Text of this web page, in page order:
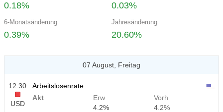
0.18% 0.03%
6-Monatsänderung
0.39%
Jahresänderung
20.60%
07 August, Freitag
12:30
USD
Arbeitslosenrate
Akt
Erw
4.2%
Vorh
4.2%